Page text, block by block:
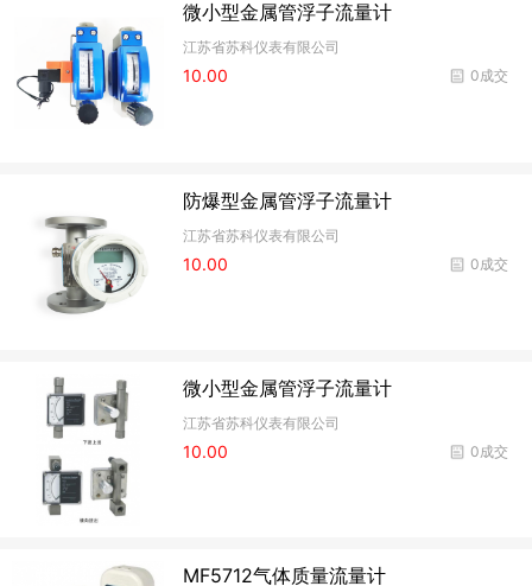
微小型金属管浮子流量计
江苏省苏科仪表有限公司
0成交
10.00
防爆型金属管浮子流量计
江苏省苏科仪表有限公司
0成交
10.00
微小型金属管浮子流量计
江苏省苏科仪表有限公司
0成交
10.00
MF5712气体质量流量计